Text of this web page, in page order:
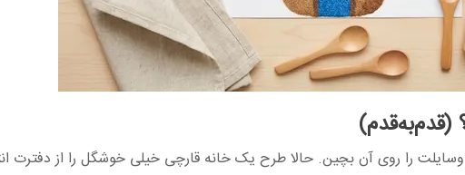
(قدم‌به‌قدم)
را روی آن بچین. حالا طرح یک خانه قارچی خیلی خوشگل را از دفترت